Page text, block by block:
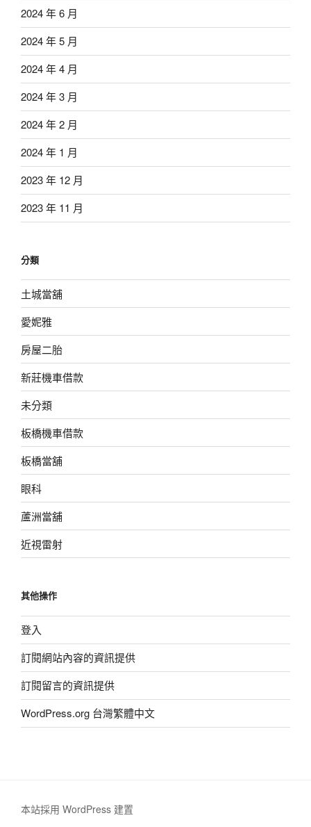
2024 年 6 月
2024 年 5 月
2024 年 4 月
2024 年 3 月
2024 年 2 月
2024 年 1 月
2023 年 12 月
2023 年 11 月
分類
土城當舖
愛妮雅
房屋二胎
新莊機車借款
未分類
板橋機車借款
板橋當舖
眼科
蘆洲當舖
近視雷射
其他操作
登入
訂閱網站內容的資訊提供
訂閱留言的資訊提供
WordPress.org 台灣繁體中文
本站採用 WordPress 建置